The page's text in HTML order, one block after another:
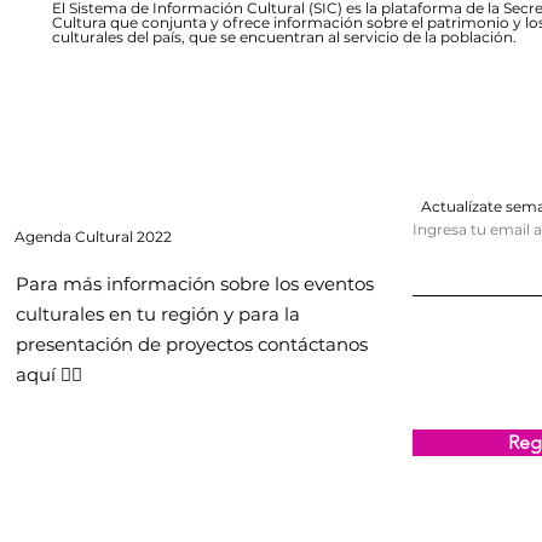
El Sistema de Información Cultural (SIC) es la plataforma de la
Cultura que conjunta y ofrece información sobre el patrimonio y
culturales del país, que se encuentran al servicio de la población.
Agenda Cultural 2022
Para más información sobre los eventos
culturales en tu región y para la
presentación de proyectos contáctanos
aquí 👇🏻
Actualízate
Ingresa tu email